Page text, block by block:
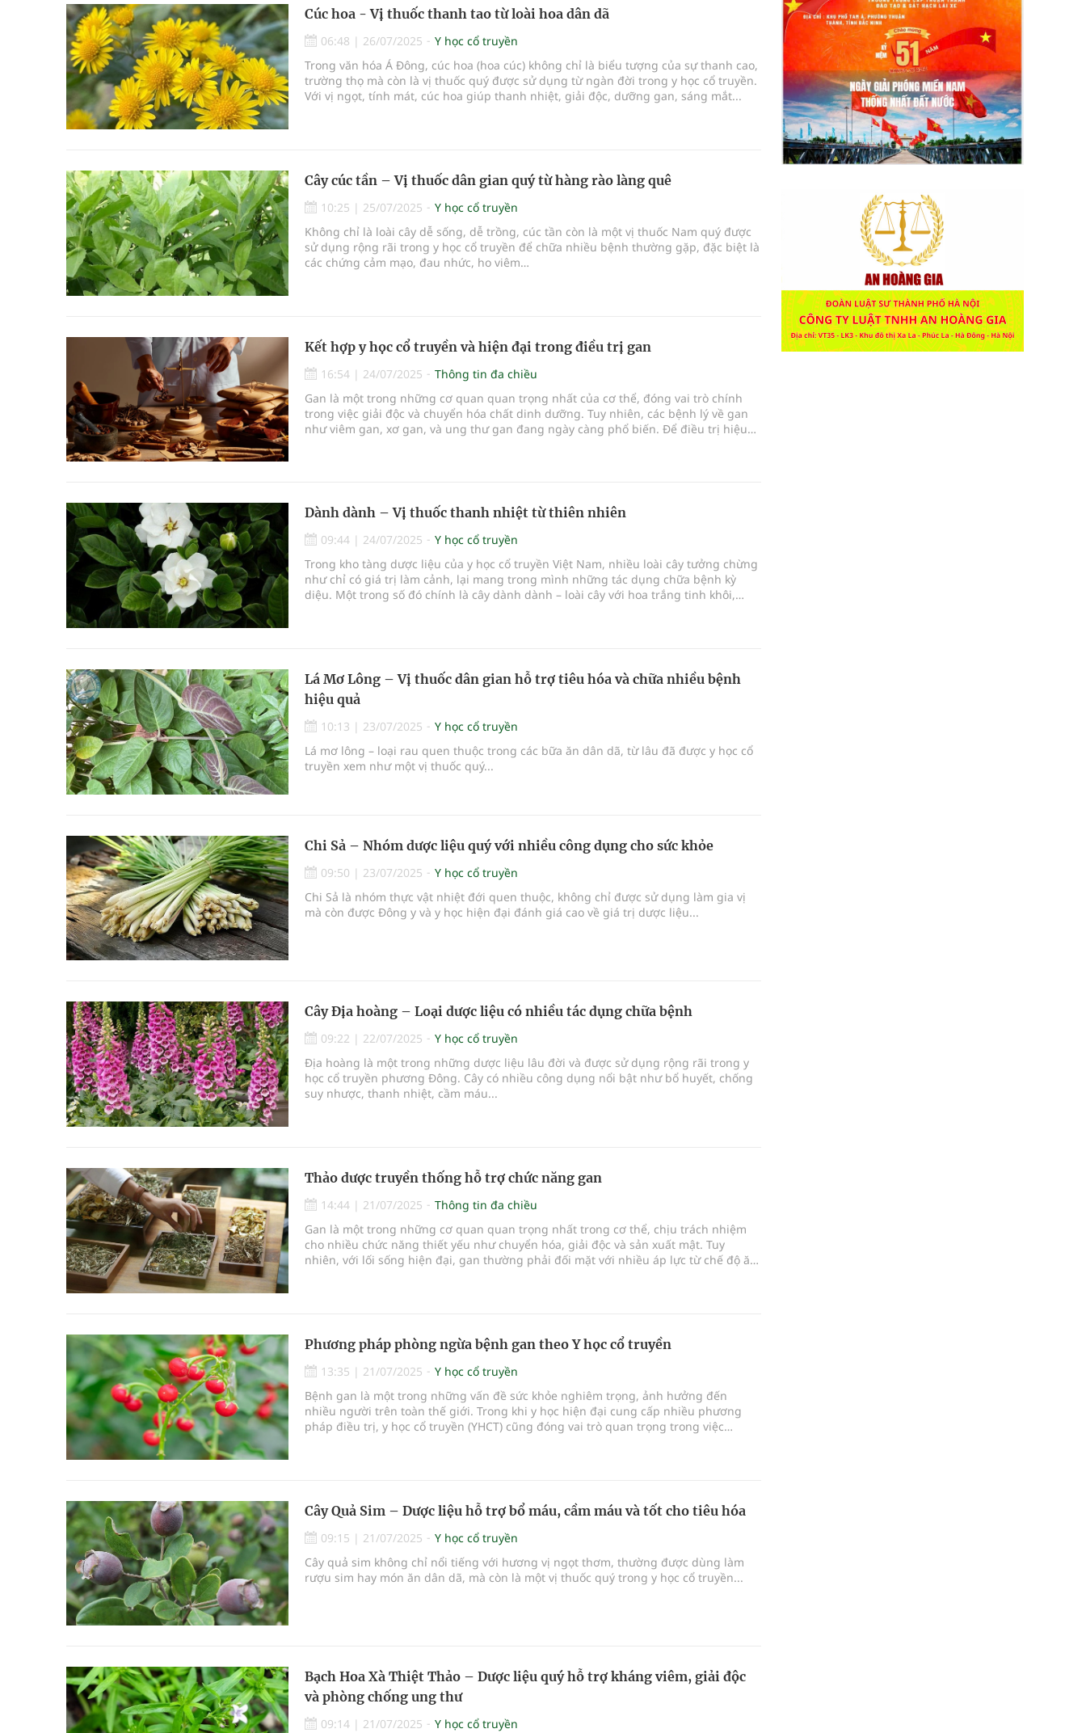
Cúc hoa - Vị thuốc thanh tao từ loài hoa dân dã
06:48 | 26/07/2025
Y học cổ truyền
Trong văn hóa Á Đông, cúc hoa (hoa cúc) không chỉ là biểu tượng của sự thanh cao,
trường thọ mà còn là vị thuốc quý được sử dụng từ ngàn đời trong y học cổ truyền.
Với vị ngọt, tính mát, cúc hoa giúp thanh nhiệt, giải độc, dưỡng gan, sáng mắt...
Cây cúc tần – Vị thuốc dân gian quý từ hàng rào làng quê
10:25 | 25/07/2025
Y học cổ truyền
Không chỉ là loài cây dễ sống, dễ trồng, cúc tần còn là một vị thuốc Nam quý được
sử dụng rộng rãi trong y học cổ truyền để chữa nhiều bệnh thường gặp, đặc biệt là
các chứng cảm mạo, đau nhức, ho viêm…
Kết hợp y học cổ truyền và hiện đại trong điều trị gan
16:54 | 24/07/2025
Thông tin đa chiều
Gan là một trong những cơ quan quan trọng nhất của cơ thể, đóng vai trò chính
trong việc giải độc và chuyển hóa chất dinh dưỡng. Tuy nhiên, các bệnh lý về gan
như viêm gan, xơ gan, và ung thư gan đang ngày càng phổ biến. Để điều trị hiệu
Dành dành – Vị thuốc thanh nhiệt từ thiên nhiên
09:44 | 24/07/2025
Y học cổ truyền
Trong kho tàng dược liệu của y học cổ truyền Việt Nam, nhiều loài cây tưởng chừng
như chỉ có giá trị làm cảnh, lại mang trong mình những tác dụng chữa bệnh kỳ
diệu. Một trong số đó chính là cây dành dành – loài cây với hoa trắng tinh khôi,
Lá Mơ Lông – Vị thuốc dân gian hỗ trợ tiêu hóa và chữa nhiều bệnh
hiệu quả
10:13 | 23/07/2025
Y học cổ truyền
Lá mơ lông – loại rau quen thuộc trong các bữa ăn dân dã, từ lâu đã được y học cổ
truyền xem như một vị thuốc quý...
Chi Sả – Nhóm dược liệu quý với nhiều công dụng cho sức khỏe
09:50 | 23/07/2025
Y học cổ truyền
Chi Sả là nhóm thực vật nhiệt đới quen thuộc, không chỉ được sử dụng làm gia vị
mà còn được Đông y và y học hiện đại đánh giá cao về giá trị dược liệu...
Cây Địa hoàng – Loại dược liệu có nhiều tác dụng chữa bệnh
09:22 | 22/07/2025
Y học cổ truyền
Địa hoàng là một trong những dược liệu lâu đời và được sử dụng rộng rãi trong y
học cổ truyền phương Đông. Cây có nhiều công dụng nổi bật như bổ huyết, chống
suy nhược, thanh nhiệt, cầm máu...
Thảo dược truyền thống hỗ trợ chức năng gan
14:44 | 21/07/2025
Thông tin đa chiều
Gan là một trong những cơ quan quan trọng nhất trong cơ thể, chịu trách nhiệm
cho nhiều chức năng thiết yếu như chuyển hóa, giải độc và sản xuất mật. Tuy
nhiên, với lối sống hiện đại, gan thường phải đối mặt với nhiều áp lực từ chế độ ăn
Phương pháp phòng ngừa bệnh gan theo Y học cổ truyền
13:35 | 21/07/2025
Y học cổ truyền
Bệnh gan là một trong những vấn đề sức khỏe nghiêm trọng, ảnh hưởng đến
nhiều người trên toàn thế giới. Trong khi y học hiện đại cung cấp nhiều phương
pháp điều trị, y học cổ truyền (YHCT) cũng đóng vai trò quan trọng trong việc
Cây Quả Sim – Dược liệu hỗ trợ bổ máu, cầm máu và tốt cho tiêu hóa
09:15 | 21/07/2025
Y học cổ truyền
Cây quả sim không chỉ nổi tiếng với hương vị ngọt thơm, thường được dùng làm
rượu sim hay món ăn dân dã, mà còn là một vị thuốc quý trong y học cổ truyền...
Bạch Hoa Xà Thiệt Thảo – Dược liệu quý hỗ trợ kháng viêm, giải độc
và phòng chống ung thư
09:14 | 21/07/2025 Y học cổ truyền